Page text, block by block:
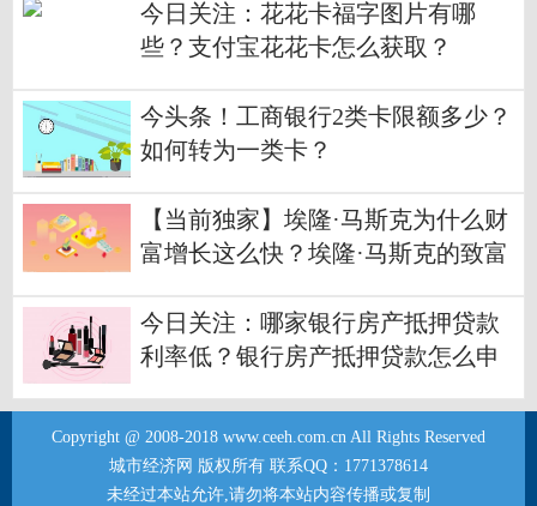
今日关注：花花卡福字图片有哪
些？支付宝花花卡怎么获取？
今头条！工商银行2类卡限额多少？
如何转为一类卡？
【当前独家】埃隆·马斯克为什么财
富增长这么快？埃隆·马斯克的致富
今日关注：哪家银行房产抵押贷款
利率低？银行房产抵押贷款怎么申
Copyright @ 2008-2018 www.ceeh.com.cn All Rights Reserved
城市经济网 版权所有 联系QQ：1771378614
未经过本站允许,请勿将本站内容传播或复制